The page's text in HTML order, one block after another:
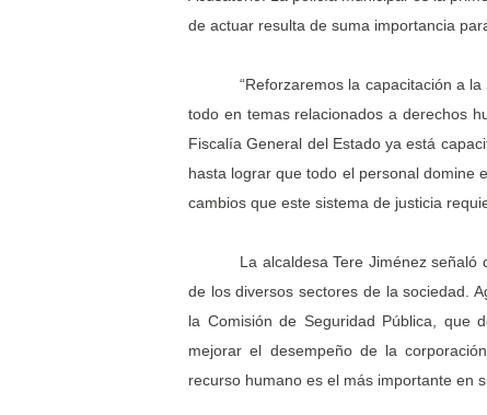
de actuar resulta de suma importancia
“Reforzaremos la capacitación a
todo en temas relacionados a derechos
Fiscalía General del Estado ya está
hasta lograr que todo el personal domine
cambios que este sistema de justicia
La alcaldesa Tere Jiménez
de los diversos sectores de la sociedad.
la Comisión de Seguridad Pública, que
mejorar el desempeño de la
recurso humano es el más importante en